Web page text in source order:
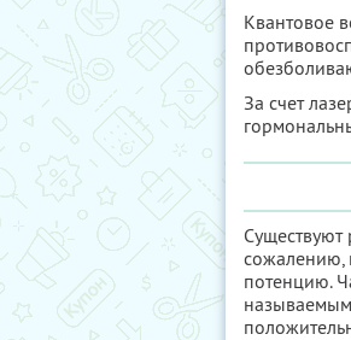
Квантовое
За счет
сожалению,
потенцию.
называемым